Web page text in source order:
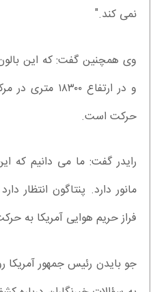
نمی کند."
وی همچنین گفت: که این
و در ارتفاع
حرکت است.
رایدر گفت: ما می دانیم که
مانور دارد. پنتاگون انتظار
فراز حریم هوایی آمریکا به
جو بایدن رئیس جمهور